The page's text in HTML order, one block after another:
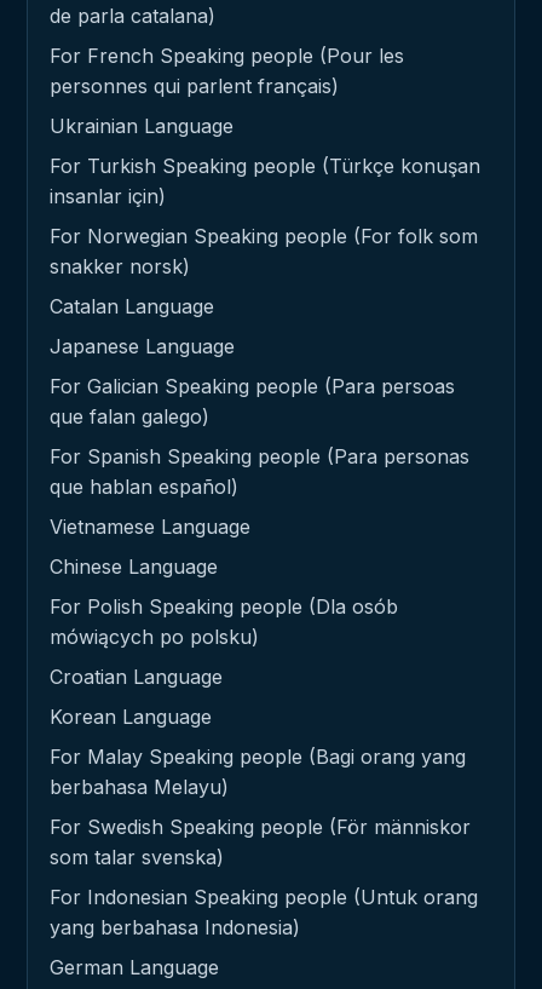
de parla catalana)
For French Speaking people (Pour les
personnes qui parlent français)
Ukrainian Language
For Turkish Speaking people (Türkçe konuşan
insanlar için)
For Norwegian Speaking people (For folk som
snakker norsk)
Catalan Language
Japanese Language
For Galician Speaking people (Para persoas
que falan galego)
For Spanish Speaking people (Para personas
que hablan español)
Vietnamese Language
Chinese Language
For Polish Speaking people (Dla osób
mówiących po polsku)
Croatian Language
Korean Language
For Malay Speaking people (Bagi orang yang
berbahasa Melayu)
For Swedish Speaking people (För människor
som talar svenska)
For Indonesian Speaking people (Untuk orang
yang berbahasa Indonesia)
German Language